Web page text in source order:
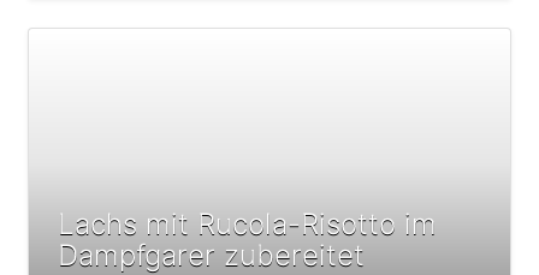
Lachs mit Rucola-Risotto im
Dampfgarer zubereitet